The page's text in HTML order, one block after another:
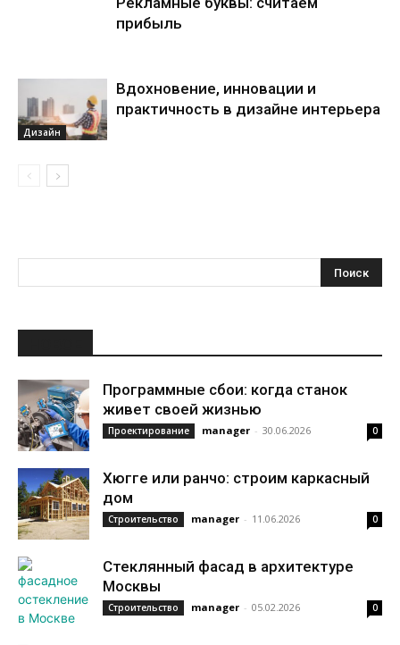
прибыль
Дизайн
Вдохновение, инновации и
практичность в дизайне интерьера
Программные сбои: когда станок
живет своей жизнью
Проектирование manager - 30.06.2026 0
Хюгге или ранчо: строим каркасный
дом
Строительство manager - 11.06.2026 0
Стеклянный фасад в архитектуре
Москвы
Строительство manager - 05.02.2026 0